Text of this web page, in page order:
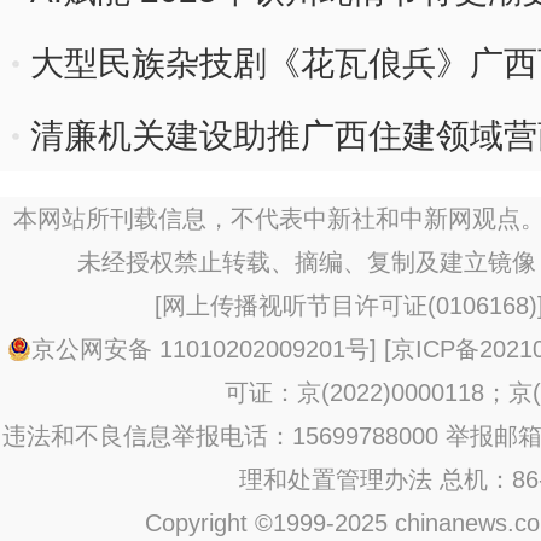
大型民族杂技剧《花瓦俍兵》广
清廉机关建设助推广西住建领域
本网站所刊载信息，不代表中新社和中新网观点
未经授权禁止转载、摘编、复制及建立镜
[网上传播视听节目许可证(0106168)
京公网安备 11010202009201号] [京ICP备
可证：京(2022)0000118；京
违法和不良信息举报电话：15699788000 举报邮
理和处置管理办法 总机：
Copyright ©1999-2025